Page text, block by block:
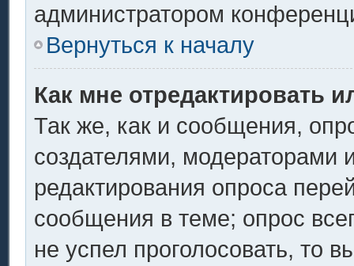
администратором
Вернуться к началу
Как мне отредактировать
Так же, как и сообщения,
создателями, модераторами
редактирования опроса
сообщения в теме; опрос
не успел проголосовать, то